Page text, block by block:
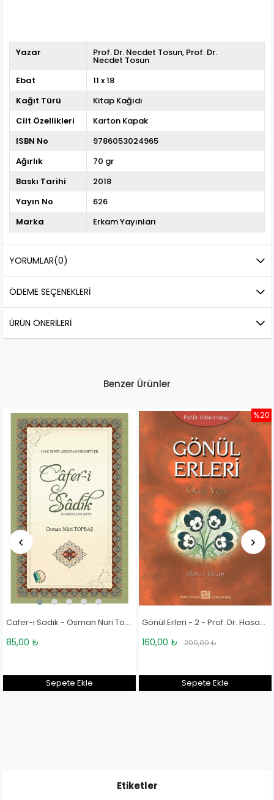
Yazar Prof. Dr. Necdet Tosun Prof. Dr.
Necdet Tosun
Ebat
11 x 18
Kağıt Türü
Kitap Kağıdı
Cilt Özellikleri
Karton Kapak
ISBN No
9786053024965
Ağırlık
70 gr
Baskı Tarihi
2018
Yayın No
626
Marka
Erkam Yayınları
YORUMLAR(0)
ÖDEME SEÇENEKLERI
ÜRÜN ÖNERILERI
Benzer Ürünler
Gönül Erleri - 2 - Prof. Dr. Hasan Kamil Yılmaz
%20
Hazreti Mevlâna - Osman Nuri Topbaş
250,00 ₺
%20
85,00 ₺
Etiketler